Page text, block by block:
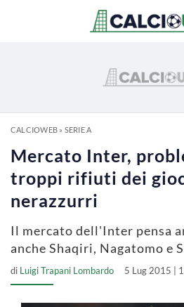
CALCIOWEB» SERIE A
Mercato Inter,
troppi rifiuti dei
nerazzurri
Il mercato dell'Inter pensa
anche Shaqiri, Nagatomo e
di Luigi Trapani Lombardo 5 Lug 2015 |